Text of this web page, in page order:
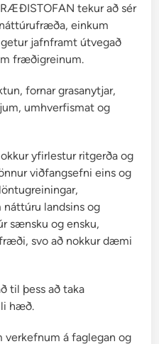
r
g
u
tekur að sér
einkum
jafnframt útvegað
fræðigreinum.
fornar grasanytjar,
umhverfismat og
yfirlestur ritgerða og
viðfangsefni eins og
náttúru landsins og
sænsku og ensku,
svo að nokkur dæmi
til þess að taka
hæð.
verkefnum á faglegan og